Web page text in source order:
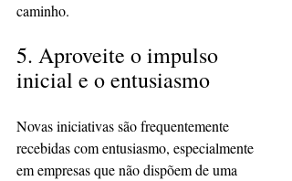
caminho.
5. Aproveite o impulso
inicial e o entusiasmo
Novas iniciativas são frequentemente
recebidas com entusiasmo, especialmente
em empresas que não dispõem de uma